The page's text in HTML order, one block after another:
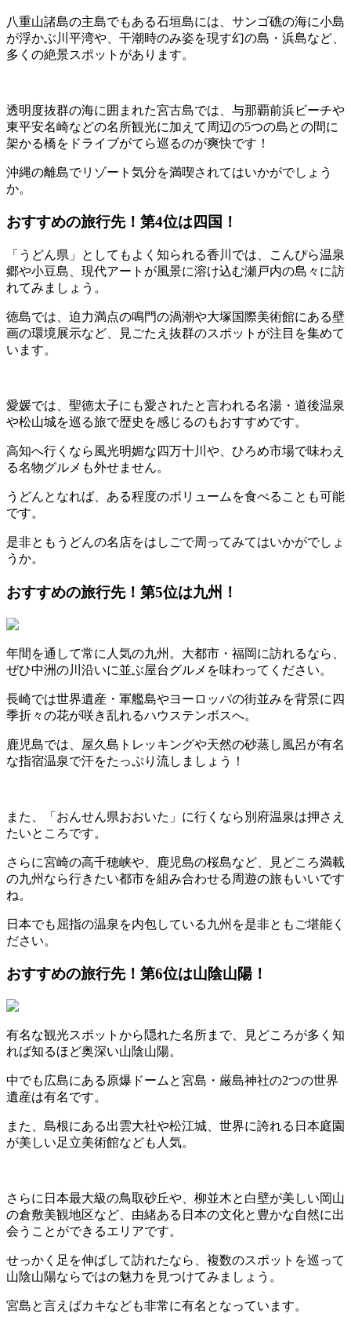
八重山諸島の主島でもある石垣島には、サンゴ礁の海に小島
が浮かぶ川平湾や、干潮時のみ姿を現す幻の島・浜島など、
多くの絶景スポットがあります。
透明度抜群の海に囲まれた宮古島では、与那覇前浜ビーチや
東平安名崎などの名所観光に加えて周辺の5つの島との間に
架かる橋をドライブがてら巡るのが爽快です！
沖縄の離島でリゾート気分を満喫されてはいかがでしょう
か。
おすすめの旅行先！第4位は四国！
「うどん県」としてもよく知られる香川では、こんぴら温泉
郷や小豆島、現代アートが風景に溶け込む瀬戸内の島々に訪
れてみましょう。
徳島では、迫力満点の鳴門の渦潮や大塚国際美術館にある壁
画の環境展示など、見ごたえ抜群のスポットが注目を集めて
います。
愛媛では、聖徳太子にも愛されたと言われる名湯・道後温泉
や松山城を巡る旅で歴史を感じるのもおすすめです。
高知へ行くなら風光明媚な四万十川や、ひろめ市場で味わえ
る名物グルメも外せません。
うどんとなれば、ある程度のボリュームを食べることも可能
です。
是非ともうどんの名店をはしごで周ってみてはいかがでしょ
うか。
おすすめの旅行先！第5位は九州！
年間を通して常に人気の九州。大都市・福岡に訪れるなら、
ぜひ中洲の川沿いに並ぶ屋台グルメを味わってください。
長崎では世界遺産・軍艦島やヨーロッパの街並みを背景に四
季折々の花が咲き乱れるハウステンボスへ。
鹿児島では、屋久島トレッキングや天然の砂蒸し風呂が有名
な指宿温泉で汗をたっぷり流しましょう！
また、「おんせん県おおいた」に行くなら別府温泉は押さえ
たいところです。
さらに宮崎の高千穂峡や、鹿児島の桜島など、見どころ満載
の九州なら行きたい都市を組み合わせる周遊の旅もいいです
ね。
日本でも屈指の温泉を内包している九州を是非ともご堪能く
ださい。
おすすめの旅行先！第6位は山陰山陽！
有名な観光スポットから隠れた名所まで、見どころが多く知
れば知るほど奥深い山陰山陽。
中でも広島にある原爆ドームと宮島・厳島神社の2つの世界
遺産は有名です。
また、島根にある出雲大社や松江城、世界に誇れる日本庭園
が美しい足立美術館なども人気。
さらに日本最大級の鳥取砂丘や、柳並木と白壁が美しい岡山
の倉敷美観地区など、由緒ある日本の文化と豊かな自然に出
会うことができるエリアです。
せっかく足を伸ばして訪れたなら、複数のスポットを巡って
山陰山陽ならではの魅力を見つけてみましょう。
宮島と言えばカキなども非常に有名となっています。